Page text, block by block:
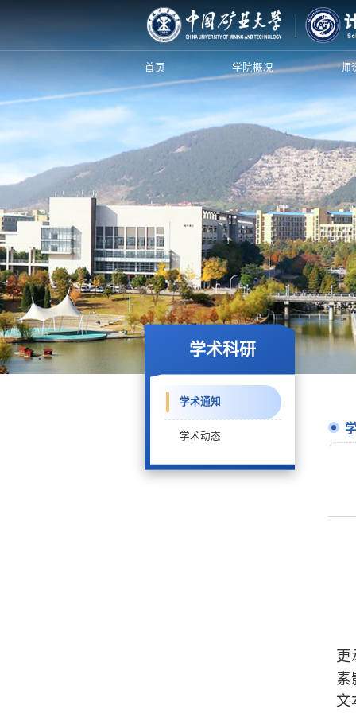
首页 学院概况 师
学术科研
学术通知
学术动态
更
素
文